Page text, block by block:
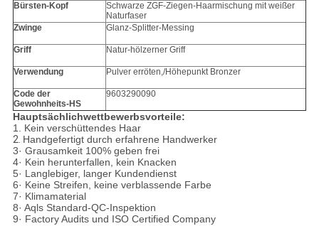
Bürsten-Kopf
Schwarze ZGF-Ziegen-Haarmischung mit weißer
Naturfaser
Zwinge
Glanz-Splitter-Messing
Griff Natur-hölzerner Griff
Verwendung Pulver erröten,/Höhepunkt Bronzer
Code der
Gewohnheits-HS
9603290090
Hauptsächlichwettbewerbsvorteile:
1. Kein verschüttendes Haar
2. Handgefertigt durch erfahrene Handwerker
3· Grausamkeit 100% geben frei
4· Kein herunterfallen, kein Knacken
5· Langlebiger, langer Kundendienst
6· Keine Streifen, keine verblassende Farbe
7· Klimamaterial
8· Aqls Standard-QC-Inspektion
9· Factory Audits und ISO Certified Company